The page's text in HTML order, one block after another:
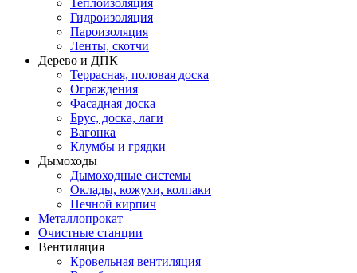
Гидроизоляция
Пароизоляция
Ленты, скотчи
Дерево и ДПК
Террасная, половая доска
Ограждения
Фасадная доска
Брус, доска, лаги
Вагонка
Клумбы и грядки
Дымоходы
Дымоходные системы
Оклады, кожухи, колпаки
Печной кирпич
Металлопрокат
Очистные станции
Вентиляция
Кровельная вентиляция